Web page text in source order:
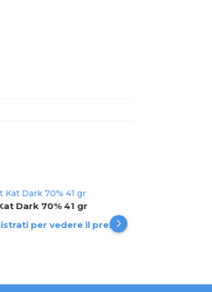
Dark 70% 41 gr
per vedere il prezzo